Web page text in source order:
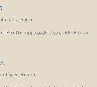
47, Salto
I.Pirotto 099 735581 / 473 26826 / 473
541, Rivera